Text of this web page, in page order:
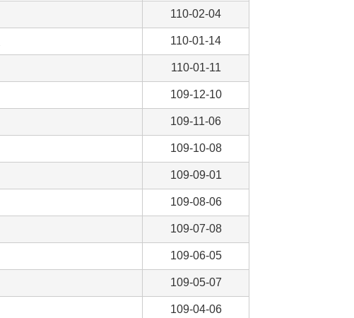
110-02-04
110-01-14
110-01-11
109-12-10
109-11-06
109-10-08
109-09-01
109-08-06
109-07-08
109-06-05
109-05-07
109-04-06